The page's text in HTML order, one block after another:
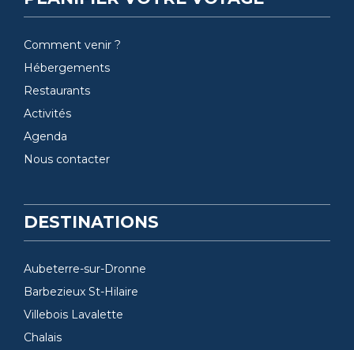
Comment venir ?
Hébergements
Restaurants
Activités
Agenda
Nous contacter
DESTINATIONS
Aubeterre-sur-Dronne
Barbezieux St-Hilaire
Villebois Lavalette
Chalais